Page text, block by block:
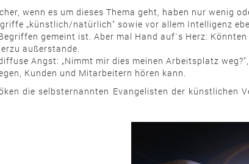
wenn es um dieses Thema geht, haben nur wenig
„künstlich/natürlich" sowie vor allem Intelligenz
gemeint ist. Aber mal Hand auf´s Herz:
außerstande.
Angst: „Nimmt mir dies meinen Arbeitsplatz
Kunden und Mitarbeitern hören kann.
die selbsternannten Evangelisten der